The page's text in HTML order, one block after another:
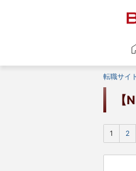
転職サイ
【
1 2